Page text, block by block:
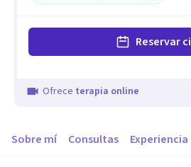
Reservar
Ofrece terapia online
Sobre mí Consultas Experiencia